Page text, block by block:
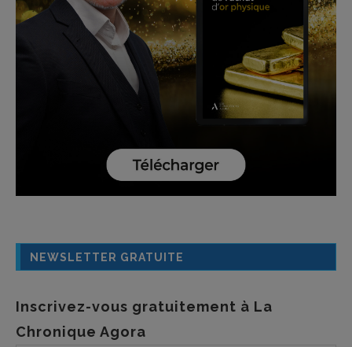
NEWSLETTER GRATUITE
Inscrivez-vous gratuitement à La
Chronique Agora